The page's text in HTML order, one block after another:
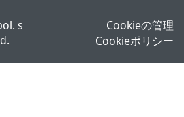
s
Cookieの管理
Cookieポリシー